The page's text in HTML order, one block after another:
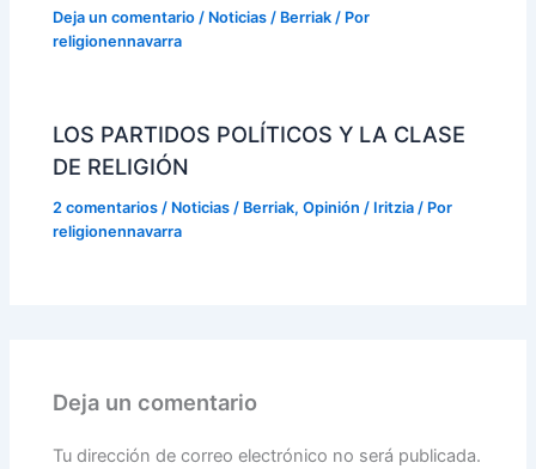
Deja un comentario / Noticias / Berriak / Por
religionennavarra
LOS PARTIDOS POLÍTICOS Y LA CLASE
DE RELIGIÓN
2 comentarios / Noticias / Berriak,Opinión / Iritzia / Por
religionennavarra
Deja un comentario
Tu dirección de correo electrónico no será publicada.